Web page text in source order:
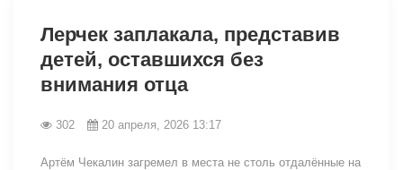
Лерчек заплакала, представив
детей, оставшихся без
внимания отца
302 20 апреля, 2026 13:17
Артём Чекалин загремел в места не столь отдалённые на